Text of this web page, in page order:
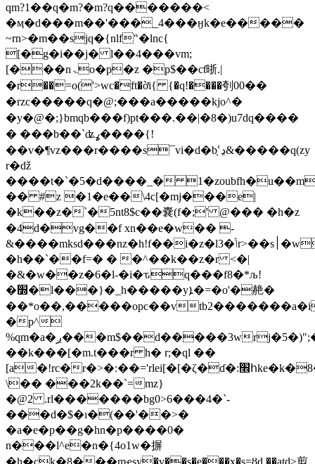
qm?1��ԛ�m?�m?q�������<
�ӎ�d���m��'���_4���ӈk�e�����
~rn>�m��sjq�{nlf"�lnc{
[�g�i��j� l��4���vm;
[���nۃo�p�z �p$��cƭ晣.|
�r��=o('>wc�ft�ời{ {�q!����刳00��
�rzc�����q�@;���a�����kjo^�
�y�@�;}bmqb���f)pt���.��|�8�) u7dq����
� ���b��` ʥߩ����{!
��v�¶vz���r����s¯vi�d�b͕ՙڍ&�����q(zy
r�ǆ
����t�`�5�d����_�
�� #z �1�e��\4c[�mj���e|
�k��z�`�5nt8$c��嚢(f�;' @��� �h�z
�4d�vg��f xn��e�w�� -
&����mksd���nz�h!f��i�z�l3�ݳr>��s׀�w�ӽ��a���t��|
�h��`��f=� � �^��k��z�r <�|
�&�w��z�6�l-�i�ԏq���f8�*љ!
�׽�l���}�_h�����yܐ�=�o'�赩�
��*o��,�����opc��v
�p^
%qm�a�ږ���m$��d�����3wrj�5�)";��9^h��ib�>l�m�c�l�hw��:�;�n��w�u���!z����vs���<�1z��
��k���[�m.t���r h� r;�ql ��
[a�!rc�r�>�:��='rlei[�[�ζ�ɗ�:׮ؑհke�k�8�j
\�� ���2k��`=mz}
�@2 .rl�������bg0>6���4�`-
���d�$�ı�(��'��>�
�a�e�p��g�hn�p����0�
n���l^e�n�{4o1w�摒
�h�ҁk�8���mҿsy�v��s�e���x�s=ȣd ��atd>剪